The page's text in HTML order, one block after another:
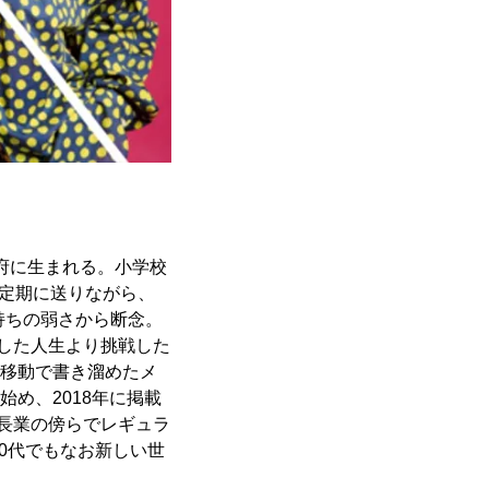
に生まれる。小学校
期に送りながら、
の弱さから断念。
た人生より挑戦した
動で書き溜めたメ
め、2018年に掲載
業の傍らでレギュラ
代でもなお新しい世